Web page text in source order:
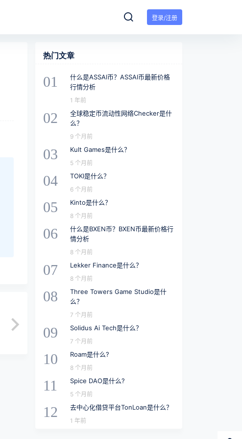
登录/注册
热门文章
01
什么是ASSAI币？ASSAI币最新价格
行情分析
1 年前
02
全球稳定币流动性网络Checker是什
么？
9 个月前
03 Kult Games是什么？
5 个月前
04 TOKI是什么？
6 个月前
05 Kinto是什么？
8 个月前
06
什么是BXEN币？BXEN币最新价格行
情分析
8 个月前
07 Lekker Finance是什么？
8 个月前
08
Three Towers Game Studio是什
么？
7 个月前
09 Solidus Ai Tech是什么？
7 个月前
10 Roam是什么?
8 个月前
11 Spice DAO是什么?
5 个月前
12 去中心化借贷平台TonLoan是什么？
1 年前